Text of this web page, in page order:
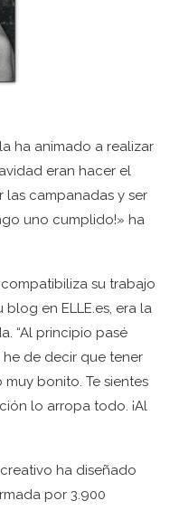
ha animado a realizar
eran hacer el
las campanadas y ser
uno cumplido!» ha
su trabajo
en ELLE.es, era la
“Al principio pasé
he de decir que tener
bonito. Te sientes
lo arropa todo. ¡Al
ha diseñado
por 3.900